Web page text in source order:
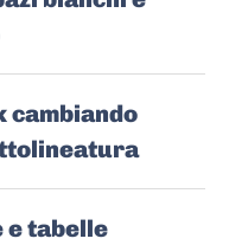
cambiando
e tabelle